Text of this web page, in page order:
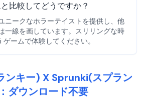
比較してどうですか？
ニークなホラーテイストを提供し、他
一線を画しています。スリリングな時
ームで体験してください。
ンキー) X Sprunki(スプラン
ダウンロード不要